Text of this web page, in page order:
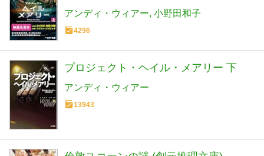
アンディ・ウィアー 小野田和子
4296
プロジェクト・ヘイル・メアリー 下
アンディ・ウィアー
13943